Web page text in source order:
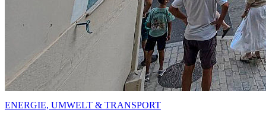
ENERGIE, UMWELT & TRANSPORT